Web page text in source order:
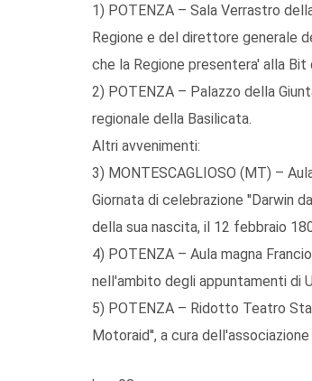
1) POTENZA – Sala Verrastro
Regione e del direttore generale
che la Regione presentera' alla
2) POTENZA – Palazzo della
regionale della Basilicata.
Altri avvenimenti:
3) MONTESCAGLIOSO (MT) –
Giornata di celebrazione ''Darwin
della sua nascita, il 12 febbraio
4) POTENZA – Aula magna
nell'ambito degli appuntamenti di
5) POTENZA – Ridotto Teatro
Motoraid'', a cura